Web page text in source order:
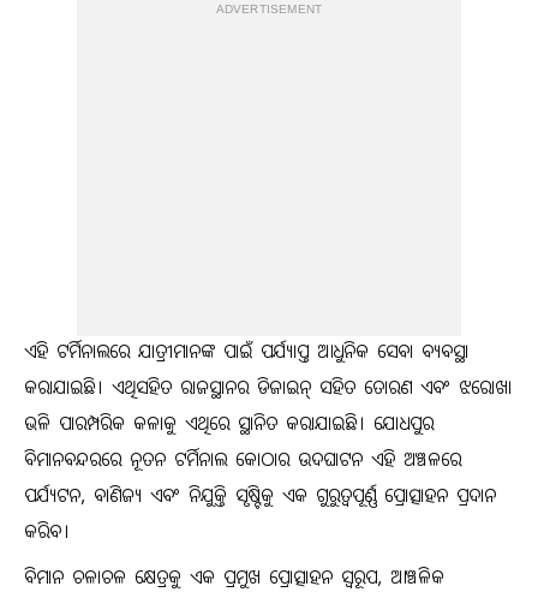
ADVERTISEMENT
ଏହି ଟର୍ମିନାଲରେ ଯାତ୍ରୀମାନଙ୍କ ପାଇଁ ପର୍ଯ୍ୟାପ୍ତ ଆଧୁନିକ ସେବା ବ୍ୟବସ୍ଥା
କରାଯାଇଛି। ଏଥିସହିତ ରାଜସ୍ଥାନର ଡିଜାଇନ୍ ସହିତ ତୋରଣ ଏବଂ ଝରୋଖା
ଭଳି ପାରମ୍ପରିକ କଳାକୁ ଏଥିରେ ସ୍ଥାନିତ କରାଯାଇଛି। ଯୋଧପୁର
ବିମାନବନ୍ଦରରେ ନୂତନ ଟର୍ମିନାଲ କୋଠାର ଉଦଘାଟନ ଏହି ଅଞ୍ଚଳରେ
ପର୍ଯ୍ୟଟନ, ବାଣିଜ୍ୟ ଏବଂ ନିଯୁକ୍ତି ସୃଷ୍ଟିକୁ ଏକ ଗୁରୁତ୍ୱପୂର୍ଣ୍ଣ ପ୍ରୋତ୍ସାହନ ପ୍ରଦାନ
କରିବ।
ବିମାନ ଚଳାଚଳ କ୍ଷେତ୍ରକୁ ଏକ ପ୍ରମୁଖ ପ୍ରୋତ୍ସାହନ ସ୍ୱରୂପ, ଆଞ୍ଚଳିକ